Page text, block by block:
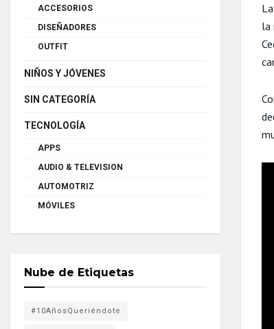
la
ACCESORIOS
DISEÑADORES
OUTFIT
NIÑOS Y JÓVENES
SIN CATEGORÍA
TECNOLOGÍA
APPS
AUDIO & TELEVISION
AUTOMOTRIZ
MÓVILES
Nube de Etiquetas
#10AñosQueriéndote